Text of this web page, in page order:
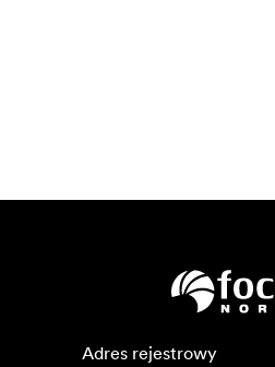
Adres rejestrowy